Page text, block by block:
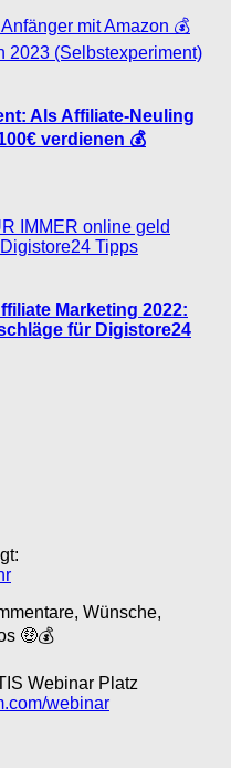
Als Affiliate-Neuling
verdienen 💰
Marketing 2022:
für Digistore24
Wünsche,
🤑💰
Webinar Platz
webinar